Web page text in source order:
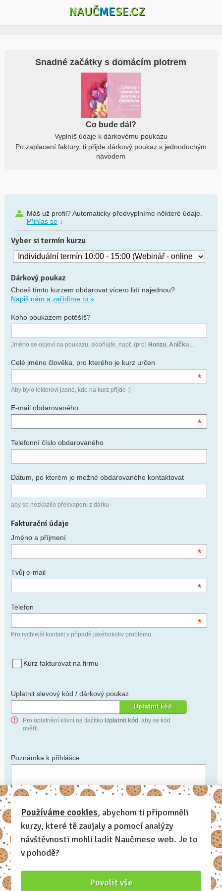
NAUČMESE.CZ
Snadné začátky s domácím plotrem
Co bude dál?
Vyplníš údaje k dárkovému poukazu
Po zaplacení faktury, ti přijde dárkový poukaz s jednoduchým
návodem
Máš už profil? Automaticky předvyplníme některé údaje.
Přihlas se↓
Vyber si termín kurzu
Dárkový poukaz
Chceš tímto kurzem obdarovat vícero lidí najednou?
Napiš nám a zařídíme to »
Koho poukazem potěšíš?
Jméno se objeví na poukazu, skloňujte, např. (pro) Honzu, Aničku…
Celé jméno člověka, pro kterého je kurz určen
*
Aby bylo lektorovi jasné, kdo na kurz přijde :)
E-mail obdarovaného
*
Telefonní číslo obdarovaného
Datum, po kterém je možné obdarovaného kontaktovat
aby se nezkazilo překvapení z dárku
Fakturační údaje
Jméno a příjmení
*
Tvůj e-mail
*
Telefon
*
Pro rychlejší kontakt v případě jakéhokoliv problému.
Kurz fakturovat na firmu
Uplatnit slevový kód / dárkový poukaz
Pro uplatnění klikni na tlačítko Uplatnit kód , aby se kód
ověřil.
Poznámka k přihlášce
Chceš-li se na cokoli zeptat, nebo ke své přihlášce poznamenat.
Anonymní profil – odesláním přihlášky se automaticky
vytvoří tvůj profil na Naučmese. Zatrhni tuto volbu a profil
bude skrytý.
Chci dostávat Naučmese newsletter
Používáme cookies, abychom ti připomněli
kurzy, které tě zaujaly a pomocí analýzy
návštěvnosti mohli ladit Naučmese web. Je to
v pohodě?
Povolit vše